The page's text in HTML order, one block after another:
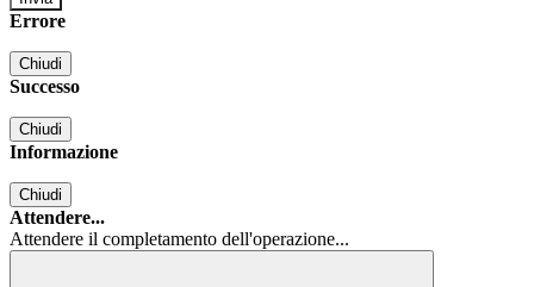
Errore
Chiudi
Successo
Chiudi
Informazione
Chiudi
Attendere...
Attendere il completamento dell'operazione...